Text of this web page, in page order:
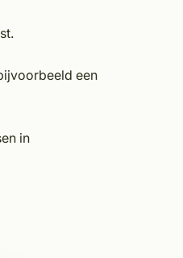
een
in